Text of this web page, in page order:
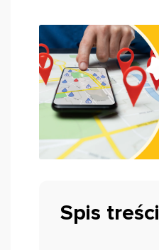
Spis treści